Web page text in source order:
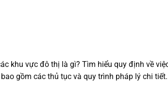
khu vực đô thị là gì? Tìm hiểu quy định về
gồm các thủ tục và quy trình pháp lý chi tiết.